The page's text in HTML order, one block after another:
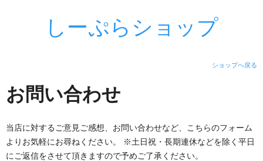
しーぷらショップ
ショップへ戻る
お問い合わせ
当店に対するご意見ご感想、お問い合わせなど、こちらのフォーム
よりお気軽にお尋ねください。 ※土日祝・長期連休などを除く平日
にご返信をさせて頂きますので予めご了承ください。